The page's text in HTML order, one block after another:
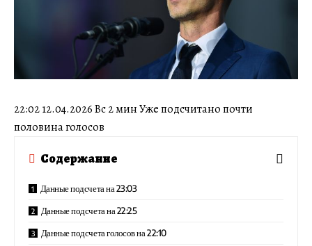
22:02 12.04.2026 Вс 2 мин Уже подсчитано почти
половина голосов
Содержание
Данные подсчета на 23:03
Данные подсчета на 22:25
Данные подсчета голосов на 22:10